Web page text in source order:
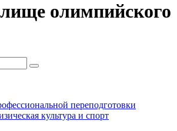
олимпийского
переподготовки
культура и спорт